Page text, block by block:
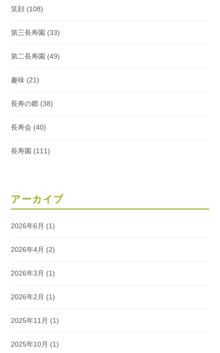
笑顔 (108)
第三長寿園 (33)
第二長寿園 (49)
趣味 (21)
長寿の郷 (38)
長寿会 (40)
長寿園 (111)
アーカイブ
2026年6月 (1)
2026年4月 (2)
2026年3月 (1)
2026年2月 (1)
2025年11月 (1)
2025年10月 (1)